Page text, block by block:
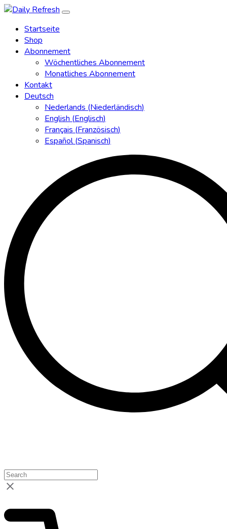
Startseite
Shop
Abonnement
Wöchentliches Abonnement
Monatliches Abonnement
Kontakt
Deutsch
Nederlands (Niederländisch)
English (Englisch)
Français (Französisch)
Español(Spanisch)